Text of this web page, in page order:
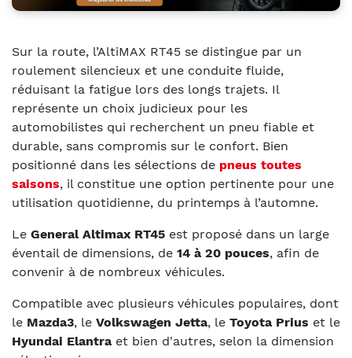
Sur la route, l’AltiMAX RT45 se distingue par un
roulement silencieux et une conduite fluide,
réduisant la fatigue lors des longs trajets. Il
représente un choix judicieux pour les
automobilistes qui recherchent un pneu fiable et
durable, sans compromis sur le confort. Bien
positionné dans les sélections de pneus toutes
saisons, il constitue une option pertinente pour une
utilisation quotidienne, du printemps à l’automne.
Le General Altimax RT45 est proposé dans un large
éventail de dimensions, de 14 à 20 pouces, afin de
convenir à de nombreux véhicules.
Compatible avec plusieurs véhicules populaires, dont
le Mazda3, le Volkswagen Jetta, le Toyota Prius et le
Hyundai Elantraet bien d'autres, selon la dimension